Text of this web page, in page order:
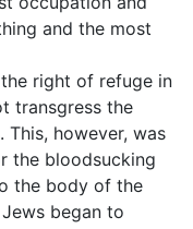
and the most
right of refuge in
transgress the
however, was
the bloodsucking
the body of the
began to